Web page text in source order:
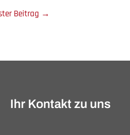
Beitrag →
Ihr Kontakt zu uns